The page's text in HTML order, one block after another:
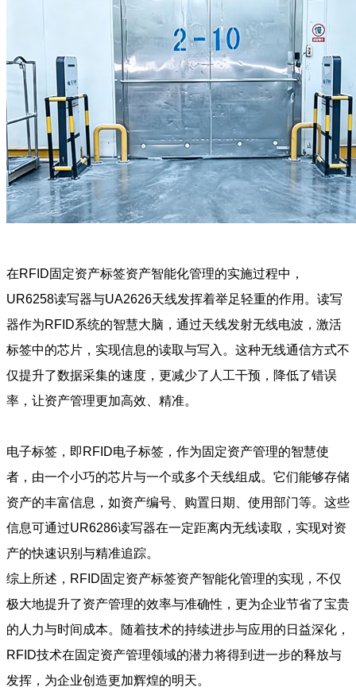
在RFID固定资产标签资产智能化管理的实施过程中，
UR6258读写器与UA2626天线发挥着举足轻重的作用。读写
器作为RFID系统的智慧大脑，通过天线发射无线电波，激活
标签中的芯片，实现信息的读取与写入。这种无线通信方式不
仅提升了数据采集的速度，更减少了人工干预，降低了错误
率，让资产管理更加高效、精准。
电子标签，即RFID电子标签，作为固定资产管理的智慧使
者，由一个小巧的芯片与一个或多个天线组成。它们能够存储
资产的丰富信息，如资产编号、购置日期、使用部门等。这些
信息可通过UR6286读写器在一定距离内无线读取，实现对资
产的快速识别与精准追踪。
综上所述，RFID固定资产标签资产智能化管理的实现，不仅
极大地提升了资产管理的效率与准确性，更为企业节省了宝贵
的人力与时间成本。随着技术的持续进步与应用的日益深化，
RFID技术在固定资产管理领域的潜力将得到进一步的释放与
发挥，为企业创造更加辉煌的明天。